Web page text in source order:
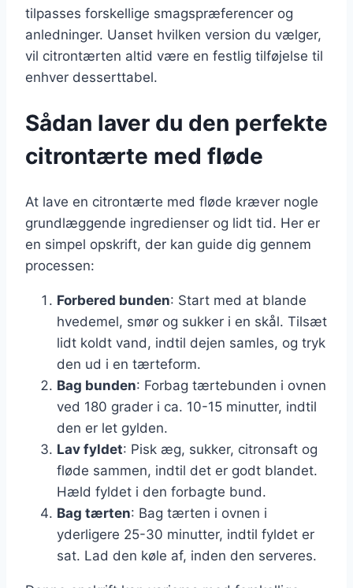
tilpasses forskellige smagspræferencer og
anledninger. Uanset hvilken version du vælger,
vil citrontærten altid være en festlig tilføjelse til
enhver desserttabel.
Sådan laver du den perfekte
citrontærte med fløde
At lave en citrontærte med fløde kræver nogle
grundlæggende ingredienser og lidt tid. Her er
en simpel opskrift, der kan guide dig gennem
processen:
Forbered bunden: Start med at blande
hvedemel, smør og sukker i en skål. Tilsæt
lidt koldt vand, indtil dejen samles, og tryk
den ud i en tærteform.
Bag bunden: Forbag tærtebunden i ovnen
ved 180 grader i ca. 10-15 minutter, indtil
den er let gylden.
Lav fyldet: Pisk æg, sukker, citronsaft og
fløde sammen, indtil det er godt blandet.
Hæld fyldet i den forbagte bund.
Bag tærten: Bag tærten i ovnen i
yderligere 25-30 minutter, indtil fyldet er
sat. Lad den køle af, inden den serveres.